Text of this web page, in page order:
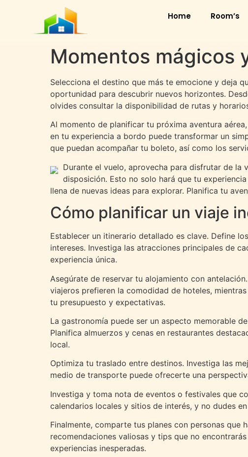
Home Room’s
Momentos mágicos
Selecciona el destino que más te emocione y deja
oportunidad para descubrir nuevos horizontes.
olvides consultar la disponibilidad de rutas y
Al momento de planificar tu próxima aventura
en tu experiencia a bordo puede transformar un
que puedan acompañar tu boleto, así como los
Durante el vuelo, aprovecha para disfrutar de la
disposición. Esto no solo hará que tu
llena de nuevas ideas para explorar. Planifica tu
Cómo planificar un viaje
Establecer un itinerario detallado es clave. Define
intereses. Investiga las atracciones principales de
experiencia única.
Asegúrate de reservar tu alojamiento con
viajeros prefieren la comodidad de hoteles,
tu presupuesto y expectativas.
La gastronomía puede ser un aspecto memorable
Planifica almuerzos y cenas en restaurantes
local.
Optimiza tu traslado entre destinos. Investiga las
medio de transporte puede ofrecerte una
Investiga y toma nota de eventos o festivales que
calendarios locales y sitios de interés, y no dudes
Finalmente, comparte tus planes con personas
recomendaciones valiosas y tips que no
experiencias inesperadas.